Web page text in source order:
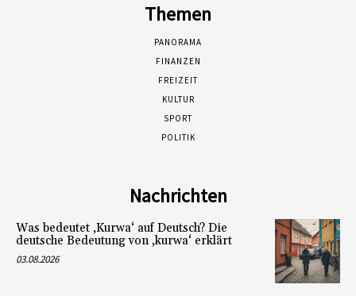
Themen
PANORAMA
FINANZEN
FREIZEIT
KULTUR
SPORT
POLITIK
Nachrichten
Was bedeutet ‚Kurwa‘ auf Deutsch? Die
deutsche Bedeutung von ‚kurwa‘ erklärt
03.08.2026